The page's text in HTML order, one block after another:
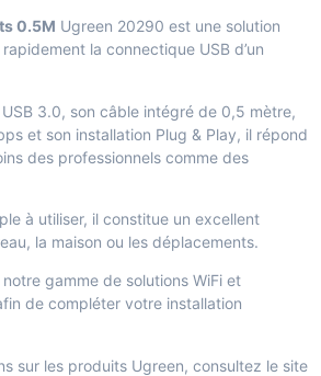
0.5M Ugreen 20290 est une solution
la connectique USB d’un
3.0, son câble intégré de 0,5 mètre,
et son installation Plug & Play, il répond
des professionnels comme des
à utiliser, il constitue un excellent
la maison ou les déplacements.
gamme de solutions WiFi et
de compléter votre installation
sur les produits Ugreen, consultez le site